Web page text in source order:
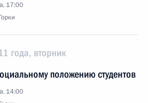
17:00
года, вторник
положению студентов
14:00